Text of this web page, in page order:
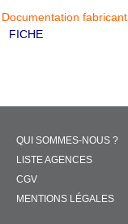
Documentation fabricant
FICHE
QUI SOMMES-NOUS ?
LISTE AGENCES
CGV
MENTIONS LÉGALES